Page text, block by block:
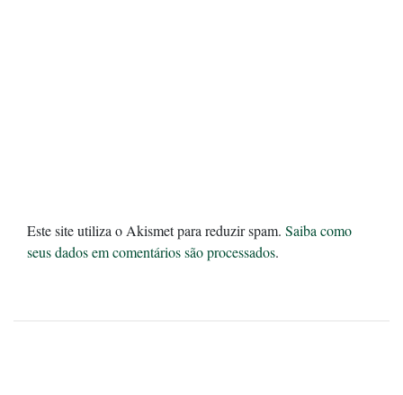
Este site utiliza o Akismet para reduzir spam. Saiba como
seus dados em comentários são processados.